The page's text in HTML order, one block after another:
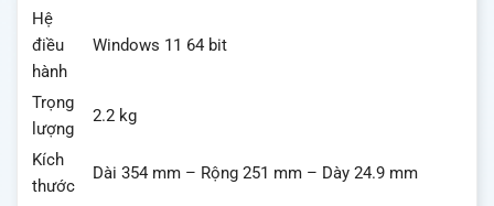
Hệ
điều
hành
Windows 11 64 bit
Trọng
lượng
2.2 kg
Kích
thước
Dài 354 mm – Rộng 251 mm – Dày 24.9 mm